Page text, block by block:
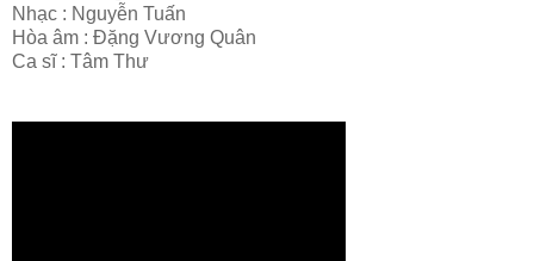
Nhạc : Nguyễn Tuấn
Hòa âm : Đặng Vương Quân
Ca sĩ : Tâm Thư